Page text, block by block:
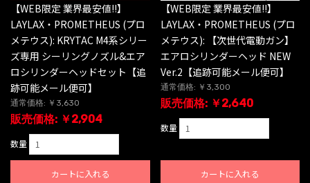
【WEB限定 業界最安値!!】
LAYLAX・PROMETHEUS (プロ
メテウス): KRYTAC M4系シリー
ズ専用 シーリングノズル&エア
ロシリンダーヘッドセット【追
跡可能メール便可】
通常価格: ￥3,630
販売価格: ￥2,904
数量
カートに入れる
【WEB限定 業界最安値!!】
LAYLAX・PROMETHEUS (プロ
メテウス): 【次世代電動ガン】
エアロシリンダーヘッド NEW
Ver.2【追跡可能メール便可】
通常価格: ￥3,300
販売価格: ￥2,640
数量
カートに入れる